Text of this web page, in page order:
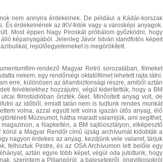
nem annyira érdekelnek. De például a Kádár-korszak
érdekelnének az IKV-fotók vagy a városképi anyagok.
Most éppen Nagy Piroskát próbálom győzködni, hogy
képanyagából. Jelenleg Jávor István standfotós képeit
repülőegyetemeket is megörökített.
rendező Magyar Retró sorozatában, filmeket
nekem, egy rendőrségi oktatófilmet lehetett rajta látni.
erre, különösen az állambiztonsági részre, amiből aztán
felvételekhez hozzájutni, végül kiderítettük, hogy a BM
filmstúdióban őrizték őket. Minősített anyag volt, de
az időből, emiatt talán nem is tudtunk rendes munkát
volna, azzal együtt lett volna igazán ütős anyag, élő
Múzeumot, hátha maradt valamijük, ami segíthet,
a Napkeltén, a BM sajtóosztályon, elképesztő
a Magyar Rendőr című újság archívumát kidobták a
nagyon érdekes az anyag, kezdjünk vele valamit, tárjuk
felhoztuk Pestre, és az OSA Archívumon lett belőle egy
aztán egyre több képet, végül oda jutottunk, hogy
szerintem a Pillangóról, a balesetekről, öngyilkosokról